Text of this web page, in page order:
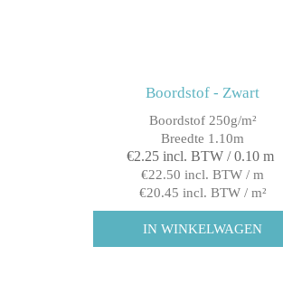
Boordstof - Zwart
Boordstof 250g/m²
Breedte 1.10m
€2.25 incl. BTW / 0.10 m
€22.50 incl. BTW / m
€20.45 incl. BTW / m²